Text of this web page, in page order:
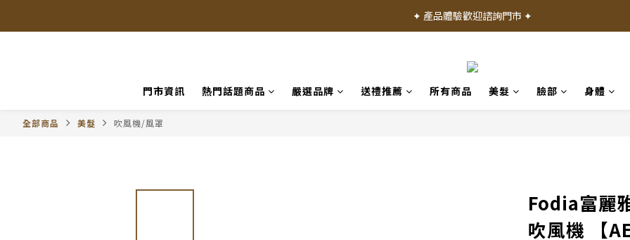
✦ 加入會員就送 50 元購物禮金 ✦
✦ 產品體驗歡迎諮詢門市 ✦
門市資訊 熱門話題商品 嚴選品牌 送禮推薦 所有商品 美髮 臉部 身體
全部商品 美髮 吹風機/風罩
Fodia富麗
吹風機 【